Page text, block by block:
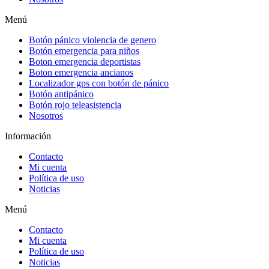
Menú
Botón pánico violencia de genero
Botón emergencia para niños
Boton emergencia deportistas
Boton emergencia ancianos
Localizador gps con botón de pánico
Botón antipánico
Botón rojo teleasistencia
Nosotros
Información
Contacto
Mi cuenta
Política de uso
Noticias
Menú
Contacto
Mi cuenta
Política de uso
Noticias